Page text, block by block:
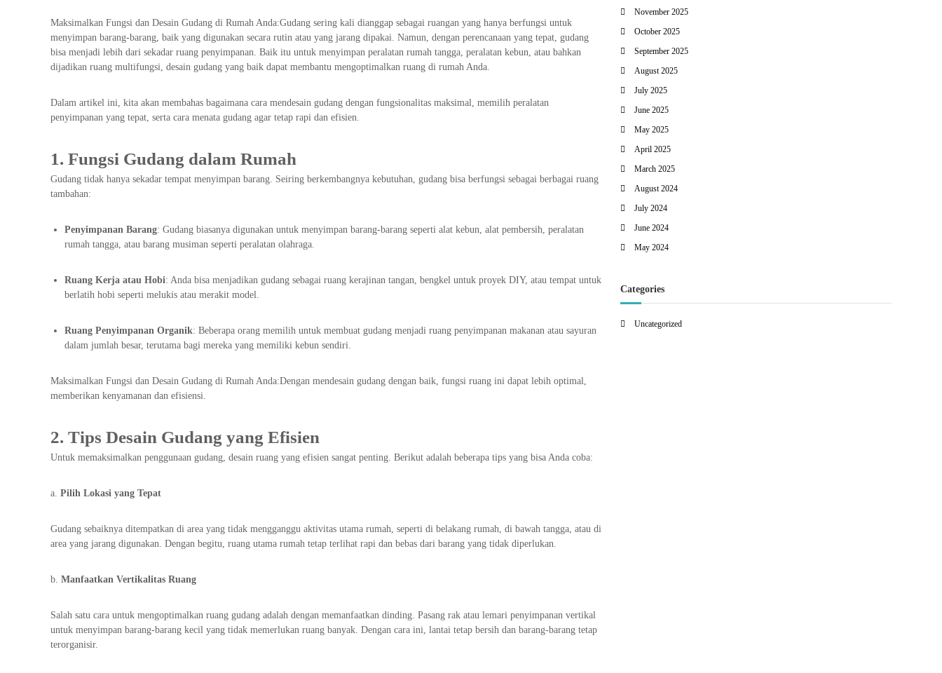
G
D
A
N
A
B
I
K
Maksimalkan Fungsi dan Desain Gudang di Rumah Anda:Gudang sering kali dianggap sebagai ruangan yang hanya berfungsi untuk
menyimpan barang-barang, baik yang digunakan secara rutin atau yang jarang dipakai. Namun, dengan perencanaan yang tepat, gudang
bisa menjadi lebih dari sekadar ruang penyimpanan. Baik itu untuk menyimpan peralatan rumah tangga, peralatan kebun, atau bahkan
dijadikan ruang multifungsi, desain gudang yang baik dapat membantu mengoptimalkan ruang di rumah Anda.
Dalam artikel ini, kita akan membahas bagaimana cara mendesain gudang dengan fungsionalitas maksimal, memilih peralatan
penyimpanan yang tepat, serta cara menata gudang agar tetap rapi dan efisien.
1. Fungsi Gudang dalam Rumah
Gudang tidak hanya sekadar tempat menyimpan barang. Seiring berkembangnya kebutuhan, gudang bisa berfungsi sebagai berbagai ruang
tambahan:
Penyimpanan Barang: Gudang biasanya digunakan untuk menyimpan barang-barang seperti alat kebun, alat pembersih, peralatan
rumah tangga, atau barang musiman seperti peralatan olahraga.
Ruang Kerja atau Hobi: Anda bisa menjadikan gudang sebagai ruang kerajinan tangan, bengkel untuk proyek DIY, atau tempat untuk
berlatih hobi seperti melukis atau merakit model.
Ruang Penyimpanan Organik: Beberapa orang memilih untuk membuat gudang menjadi ruang penyimpanan makanan atau sayuran
dalam jumlah besar, terutama bagi mereka yang memiliki kebun sendiri.
Maksimalkan Fungsi dan Desain Gudang di Rumah Anda:Dengan mendesain gudang dengan baik, fungsi ruang ini dapat lebih optimal,
memberikan kenyamanan dan efisiensi.
2. Tips Desain Gudang yang Efisien
Untuk memaksimalkan penggunaan gudang, desain ruang yang efisien sangat penting. Berikut adalah beberapa tips yang bisa Anda coba:
a. Pilih Lokasi yang Tepat
Gudang sebaiknya ditempatkan di area yang tidak mengganggu aktivitas utama rumah, seperti di belakang rumah, di bawah tangga, atau di
area yang jarang digunakan. Dengan begitu, ruang utama rumah tetap terlihat rapi dan bebas dari barang yang tidak diperlukan.
b. Manfaatkan Vertikalitas Ruang
Salah satu cara untuk mengoptimalkan ruang gudang adalah dengan memanfaatkan dinding. Pasang rak atau lemari penyimpanan vertikal
untuk menyimpan barang-barang kecil yang tidak memerlukan ruang banyak. Dengan cara ini, lantai tetap bersih dan barang-barang tetap
terorganisir.
November 2025
October 2025
September 2025
August 2025
July 2025
June 2025
May 2025
April 2025
March 2025
August 2024
July 2024
June 2024
May 2024
Categories
Uncategorized